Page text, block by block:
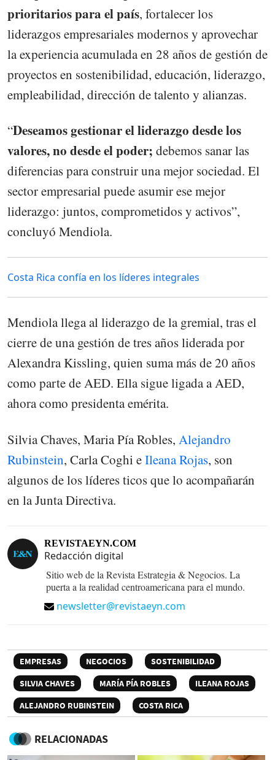
prioritarios para el país, fortalecer los
liderazgos empresariales modernos y aprovechar
la experiencia acumulada en 28 años de gestión de
proyectos en sostenibilidad, educación, liderazgo,
empleabilidad, dirección de talento y alianzas.
“Deseamos gestionar el liderazgo desde los
valores, no desde el poder; debemos sanar las
diferencias para construir una mejor sociedad. El
sector empresarial puede asumir ese mejor
liderazgo: juntos, comprometidos y activos”,
concluyó Mendiola.
Costa Rica confía en los líderes integrales
Mendiola llega al liderazgo de la gremial, tras el
cierre de una gestión de tres años liderada por
Alexandra Kissling, quien suma más de 20 años
como parte de AED. Ella sigue ligada a AED,
ahora como presidenta emérita.
Silvia Chaves, Maria Pía Robles, Alejandro
Rubinstein, Carla Coghi eIleana Rojas, son
algunos de los líderes ticos que lo acompañarán
en la Junta Directiva.
REVISTAEYN.COM
Redacción digital
Sitio web de la Revista Estrategia & Negocios. La
puerta a la realidad centroamericana para el mundo.
newsletter@revistaeyn.com
EMPRESAS NEGOCIOS
SOSTENIBILIDAD
SILVIA CHAVES
MARÍA PÍA ROBLES
ILEANA ROJAS
ALEJANDRO RUBINSTEIN
COSTA RICA
RELACIONADAS